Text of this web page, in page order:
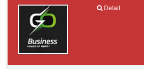
Detail